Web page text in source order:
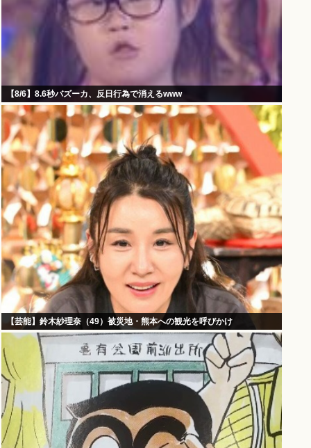
【8/6】8.6秒バズーカ、反日行為で消えるwww
【芸能】鈴木紗理奈（49）被災地・熊本への観光を呼びかけ